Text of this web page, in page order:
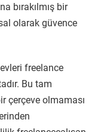
bırakılmış bir
olarak güvence
freelance
Bu tam
çerçeve olmaması